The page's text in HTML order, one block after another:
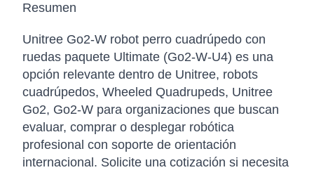
Resumen
Unitree Go2-W robot perro cuadrúpedo con
ruedas paquete Ultimate (Go2-W-U4) es una
opción relevante dentro de Unitree, robots
cuadrúpedos, Wheeled Quadrupeds, Unitree
Go2, Go2-W para organizaciones que buscan
evaluar, comprar o desplegar robótica
profesional con soporte de orientación
internacional. Solicite una cotización si necesita